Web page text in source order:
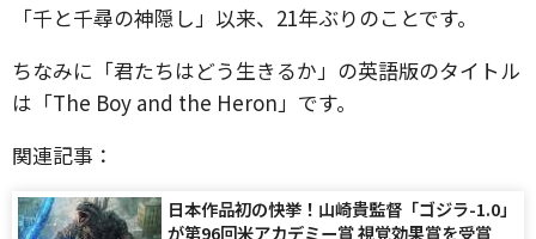
「千と千尋の神隠し」以来、21年ぶりのことです。
ちなみに「君たちはどう生きるか」の英語版のタイトル
は「The Boy and the Heron」です。
関連記事：
日本作品初の快挙！山崎貴監督「ゴジラ-1.0」
が第96回米アカデミー賞 視覚効果賞を受賞